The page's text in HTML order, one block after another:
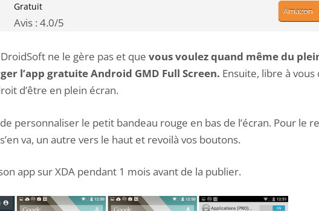
Gratuit
Avis : 4.0/5
Amazon
ne le gère pas et que vous voulez quand même du
l’app gratuite Android GMD Full Screen. Ensuite, libre à vous
d’être en plein écran.
personnaliser le petit bandeau rouge en bas de l’écran. Pour le
va, un autre vers le haut et revoilà vos boutons.
app surXDA pendant 1 mois avant de la publier.